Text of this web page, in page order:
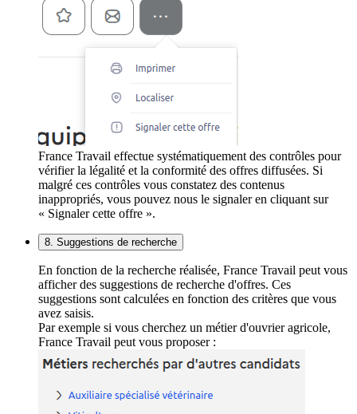
France Travail effectue systématiquement des contrôles pour
vérifier la légalité et la conformité des offres diffusées. Si
malgré ces contrôles vous constatez des contenus
inappropriés, vous pouvez nous le signaler en cliquant sur
« Signaler cette offre ».
8. Suggestions de recherche
En fonction de la recherche réalisée, France Travail peut vous
afficher des suggestions de recherche d'offres. Ces
suggestions sont calculées en fonction des critères que vous
avez saisis.
Par exemple si vous cherchez un métier d'ouvrier agricole,
France Travail peut vous proposer :